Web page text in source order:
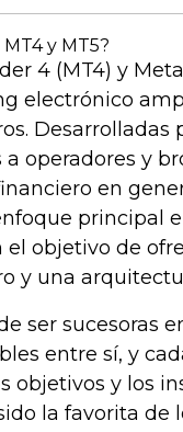
y MT5?
4 (MT4) y
electrónico
Desarrolladas
operadores y
en
principal
el objetivo de
y una
ser sucesoras
entre sí, y
objetivos y los
la favorita de